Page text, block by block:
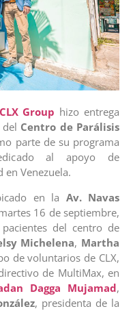
CLX Group hizo entrega
Centro de Parálisis
parte de su programa
al apoyo de
en Venezuela.
en la Av. Navas
16 de septiembre,
del centro de
Michelena, Martha
de voluntarios de CLX,
de MultiMax, en
Dagga Mujamad,
, presidenta de la